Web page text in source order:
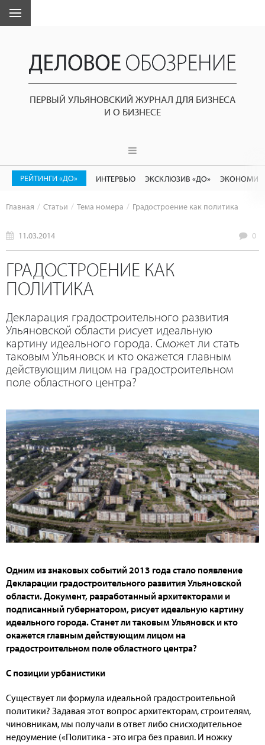
ПЕРВЫЙ УЛЬЯНОВСКИЙ ЖУРНАЛ ДЛЯ БИЗНЕСА
И О БИЗНЕСЕ
РЕЙТИНГИ «ДО» ИНТЕРВЬЮ ЭКСКЛЮЗИВ «ДО»
Главная Статьи Тема номера Градостроение как политика
11.03.2014 0
ГРАДОСТРОЕНИЕ КАК
ПОЛИТИКА
Декларация градостроительного развития
Ульяновской области рисует идеальную
картину идеального города. Сможет ли стать
таковым Ульяновск и кто окажется главным
действующим лицом на градостроительном
поле областного центра?
Одним из знаковых событий 2013 года стало появление
Декларации градостроительного развития Ульяновской
области. Документ, разработанный архитекторами и
подписанный губернатором, рисует идеальную картину
идеального города. Станет ли таковым Ульяновск и кто
окажется главным действующим лицом на
градостроительном поле областного центра?
С позиции урбанистики
Существует ли формула идеальной градостроительной
политики? Задавая этот вопрос архитекторам, строителям,
чиновникам, мы получали в ответ либо снисходительное
недоумение («Политика - это игра без правил. И ножку